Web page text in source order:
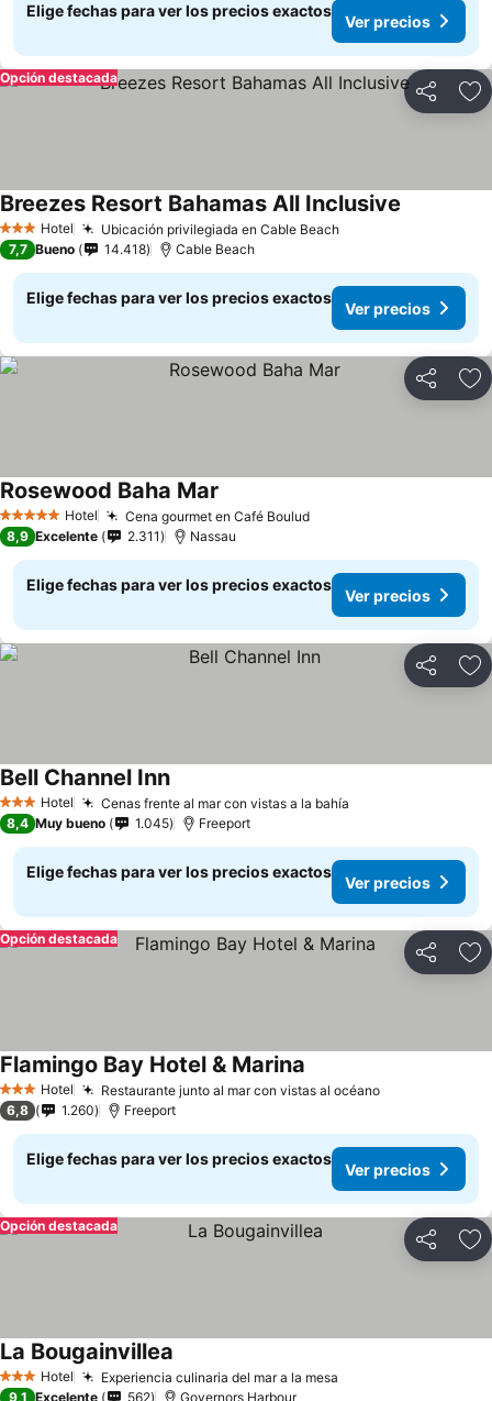
Elige fechas para ver los precios exactos
Ver precios
Compartir
Opción destacada
3 Estrellas
Hotel Ubicación privilegiada en Cable Beach
Breezes Resort Bahamas All Inclusive
7,7 Bueno 14.418 Cable Beach
Elige fechas para ver los precios exactos
Ver precios
Compartir
5 Estrellas Hotel Cena gourmet en Café Boulud
Rosewood Baha Mar
8,9 Excelente 2.311 Nassau
Elige fechas para ver los precios exactos
Ver precios
Compartir
3 Estrellas
Hotel Cenas frente al mar con vistas a la bahía
Bell Channel Inn
8,4 Muy bueno 1.045 Freeport
Elige fechas para ver los precios exactos
Ver precios
Compartir
Opción destacada
3 Estrellas
Hotel Restaurante junto al mar con vistas al océano
Flamingo Bay Hotel & Marina
6,8 1.260 Freeport
Elige fechas para ver los precios exactos
Ver precios
Compartir
Opción destacada
3 Estrellas
Hotel Experiencia culinaria del mar a la mesa
La Bougainvillea
9,1 Excelente 562 Governors Harbour